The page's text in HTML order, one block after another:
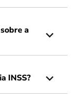
a
INSS?